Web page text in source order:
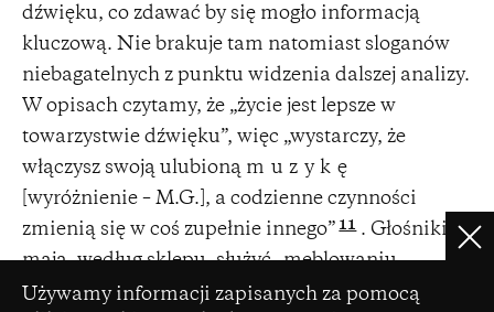
Ustawienia plików cookie
Używamy informacji zapisanych za pomocą
dźwięku, co zdawać by się mogło informacją
kluczową. Nie brakuje tam natomiast sloganów
niebagatelnych z punktu widzenia dalszej analizy.
W opisach czytamy, że „życie jest lepsze w
towarzystwie dźwięku”, więc „wystarczy, że
włączysz swoją ulubioną muzykę
[wyróżnienie – M.G.], a codzienne czynności
zmienią się w coś zupełnie innego” 11 . Głośniki
mają, według sklepu, służyć „meblowaniu
dźwiękiem” i być „osiągalne dla każdego” 12 .